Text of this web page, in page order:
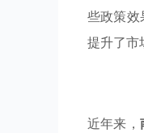
些政策效
提升了市
近年来，